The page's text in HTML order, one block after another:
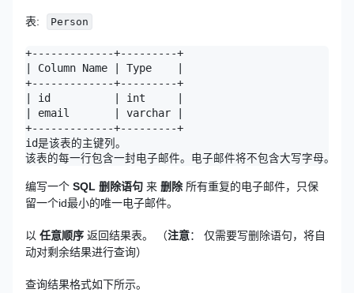
表: Person
+-------------+---------+
| Column Name | Type    |
+-------------+---------+
| id          | int     |
| email       | varchar |
+-------------+---------+
id是该表的主键列。
编写一个 SQL 删除语句 来 删除所有重复的电子邮件，只保
留一个id最小的唯一电子邮件。
以 任意顺序 返回结果表。 （注意： 仅需要写删除语句，将自
动对剩余结果进行查询）
查询结果格式如下所示。